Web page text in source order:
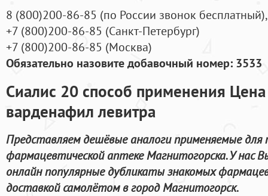
8 (800)200-86-85 (по России звонок бесплатный),
+7 (800)200-86-85 (Санкт-Петербург)
+7 (800)200-86-85 (Москва)
Обязательно назовите добавочный номер: 3533
Сиалис 20 способ применения Цена
варденафил левитра
Представляем дешёвые аналоги применяемые для
фармацевтической аптеке Магнитогорска. У нас
онлайн популярные дубликаты знакомых
доставкой самолётом в город Магнитогорск.